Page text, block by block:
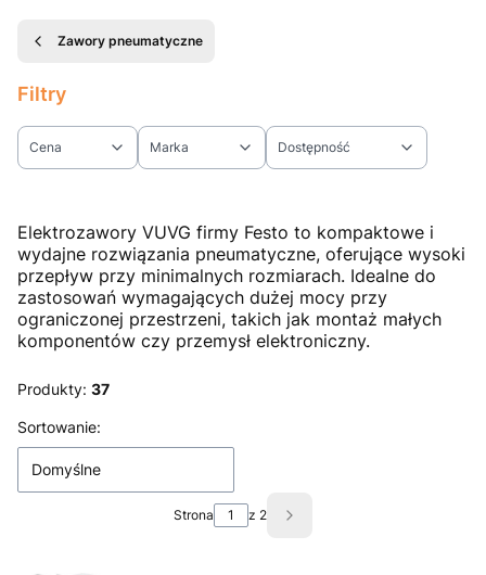
Zawory pneumatyczne
Filtry
Cena Marka Dostępność
Elektrozawory VUVG firmy Festo to kompaktowe i
wydajne rozwiązania pneumatyczne, oferujące wysoki
przepływ przy minimalnych rozmiarach. Idealne do
zastosowań wymagających dużej mocy przy
ograniczonej przestrzeni, takich jak montaż małych
komponentów czy przemysł elektroniczny.
Produkty: 37
Lista produktów
Sortowanie:
Domyślne
Strona z 2 Następne produkty